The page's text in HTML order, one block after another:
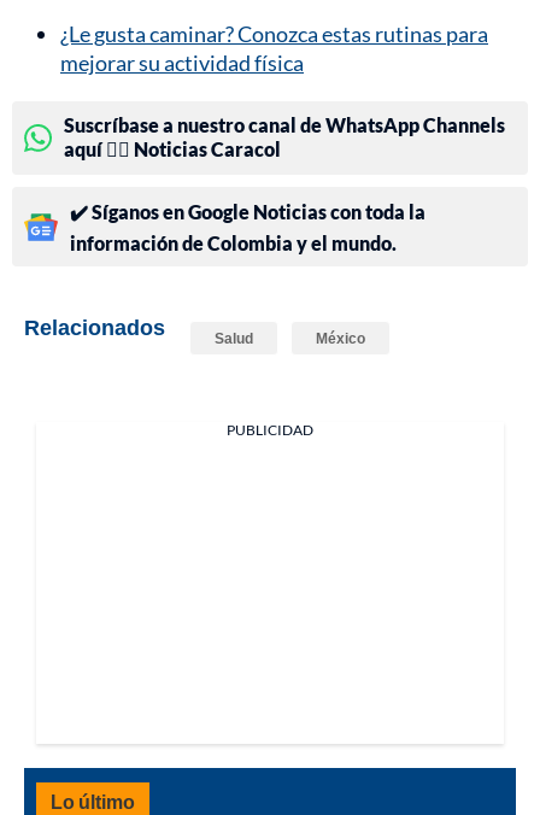
¿Le gusta caminar? Conozca estas rutinas para
mejorar su actividad física
Suscríbase a nuestro canal de WhatsApp Channels
aquí 👉🏻 Noticias Caracol
✔️ Síganos en Google Noticias con toda la
información de Colombia y el mundo.
Relacionados Salud México
PUBLICIDAD
Lo último